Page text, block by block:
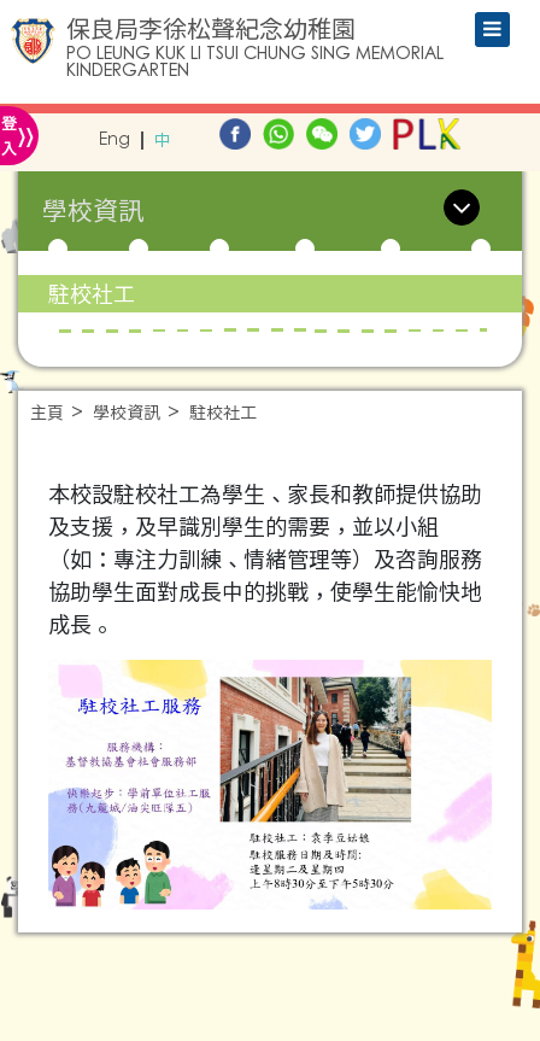
保良局李徐松聲紀念幼稚園
PO LEUNG KUK LI TSUI CHUNG SING MEMORIAL
KINDERGARTEN
登
入» Eng 中
學校資訊
駐校社工
主頁 學校資訊 駐校社工
本校設駐校社工為學生、家長和教師提供協助
及支援，及早識別學生的需要，並以小組
（如：專注力訓練、情緒管理等）及咨詢服務
協助學生面對成長中的挑戰，使學生能愉快地
成長。